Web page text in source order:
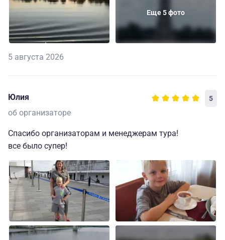
Еще 5 фото
5 августа 2026
Юлия 5
об организаторе
Спасибо организаторам и менеджерам тура!
все было супер!